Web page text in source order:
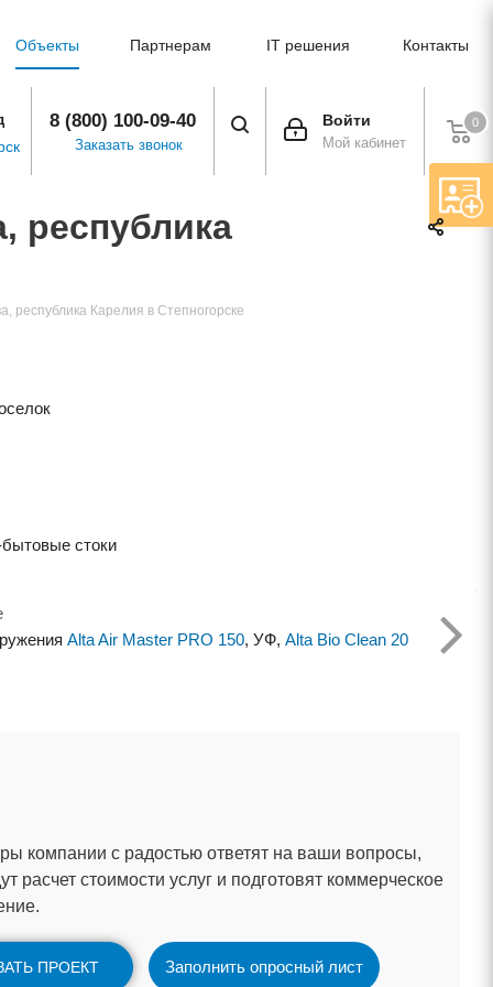
Объекты Партнерам IT решения Контакты
0
Войти
Мой кабинет
8 (800) 100-09-40
Заказать звонок
республика
республика Карелия в Степногорске
стоки
Alta Air Master PRO 150, УФ, Alta Bio Clean 20
компании с радостью ответят на ваши вопросы,
расчет стоимости услуг и подготовят коммерческое
ПРОЕКТ Заполнить опросный лист